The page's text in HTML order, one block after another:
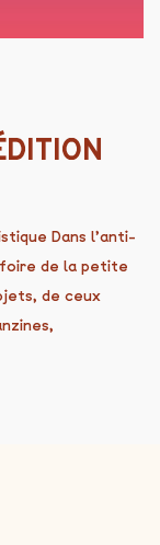
Dans l’anti-
de la petite
de ceux